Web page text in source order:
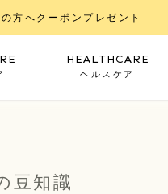
HEALTHCARE
ヘルスケア
方へクーポンプレゼント
豆知識